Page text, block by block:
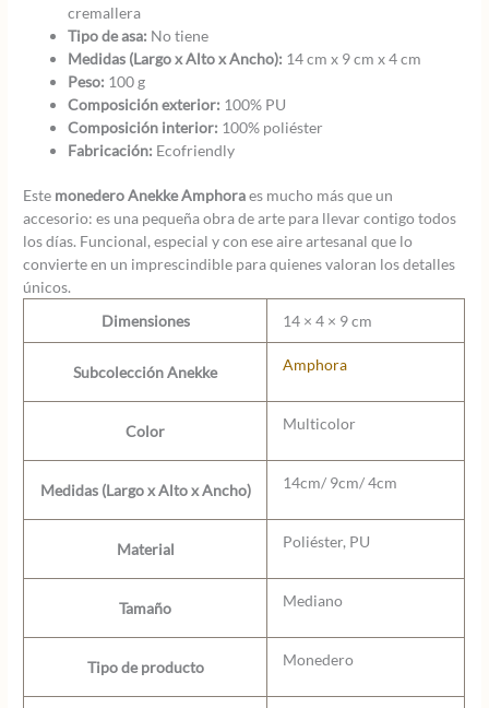
cremallera
Tipo de asa: No tiene
Medidas (Largo x Alto x Ancho): 14 cm x 9 cm x 4 cm
Peso: 100 g
Composición exterior: 100% PU
Composición interior: 100% poliéster
Fabricación: Ecofriendly
Este monedero Anekke Amphoraes mucho más que un
accesorio: es una pequeña obra de arte para llevar contigo todos
los días. Funcional, especial y con ese aire artesanal que lo
convierte en un imprescindible para quienes valoran los detalles
únicos.
Dimensiones
14 × 4 × 9 cm
Subcolección Anekke Amphora
Color Multicolor
Medidas (Largo x Alto x Ancho) 14cm/ 9cm/ 4cm
Material Poliéster, PU
Tamaño Mediano
Tipo de producto Monedero